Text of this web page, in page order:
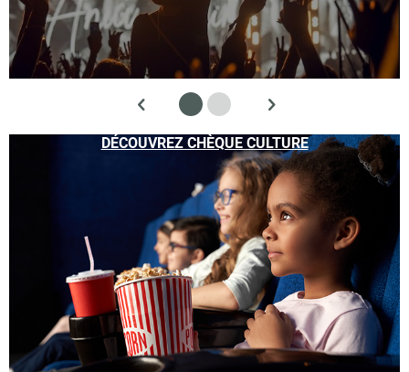
DÉCOUVREZ CHÈQUE CULTURE